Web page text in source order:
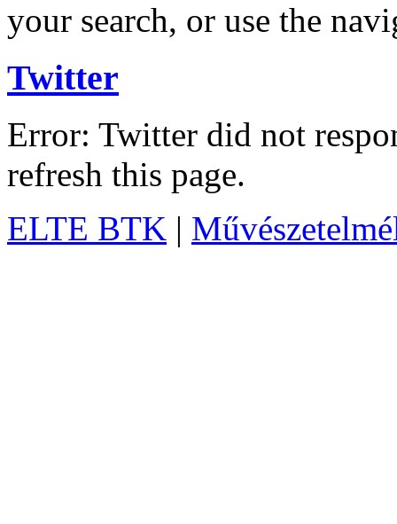
your search, or use the
Twitter
Error: Twitter did not
refresh this page.
ELTE BTK |